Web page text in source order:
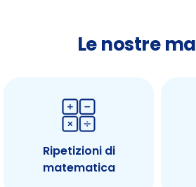
Le nostre
Ripetizioni di
matematica